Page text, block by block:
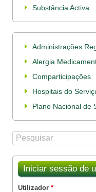
Substância Activa
Administrações
Alergia
Comparticipações
Hospitais do
Plano Nacional de
Formulário de
Procurar
Iniciar sessão de
Utilizador *